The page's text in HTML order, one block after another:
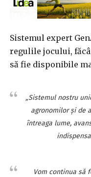
Sistemul expert
regulile jocului,
să fie disponibile
„Sistemul nostru
agronomilor și de
întreaga lume,
Vom continua să